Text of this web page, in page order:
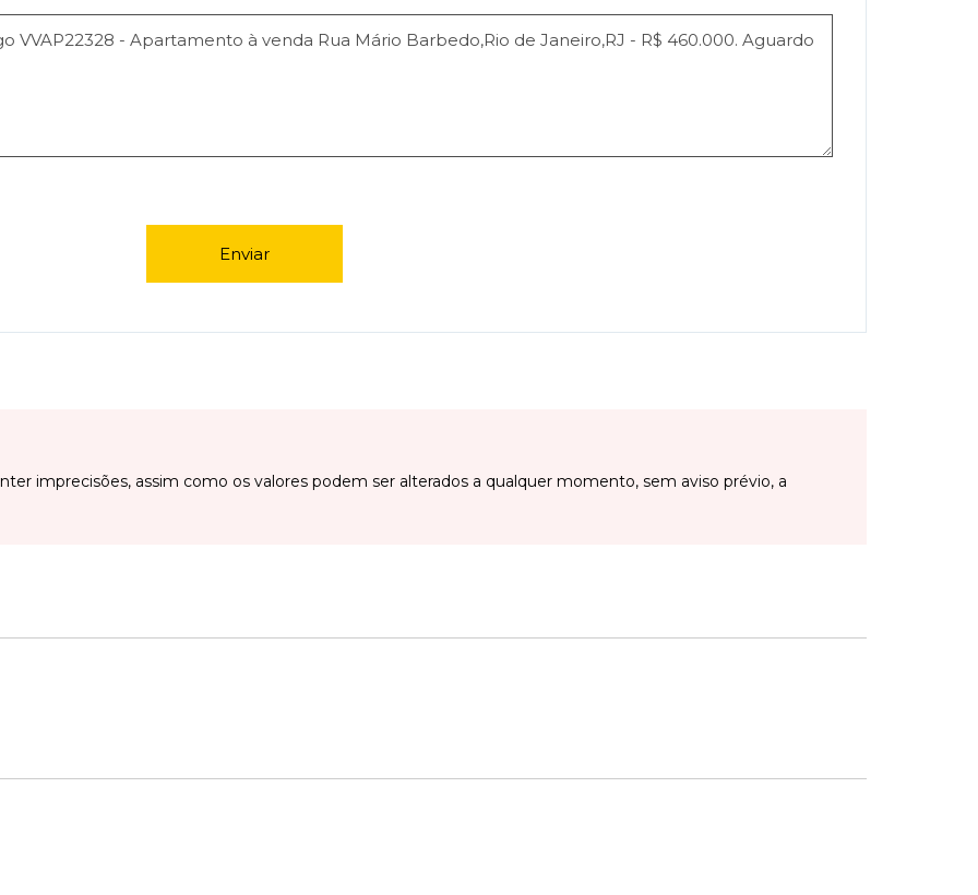
Enviar
imprecisões, assim como os valores podem ser alterados a qualquer momento, sem aviso prévio, a